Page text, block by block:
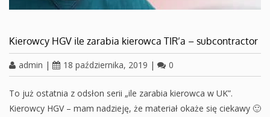
Kierowcy HGV ile zarabia kierowca TIR’a – subcontractor
admin | 18 października, 2019 | 0
To już ostatnia z odsłon serii „ile zarabia kierowca w UK”.
Kierowcy HGV – mam nadzieję, że materiał okaże się ciekawy 🙂